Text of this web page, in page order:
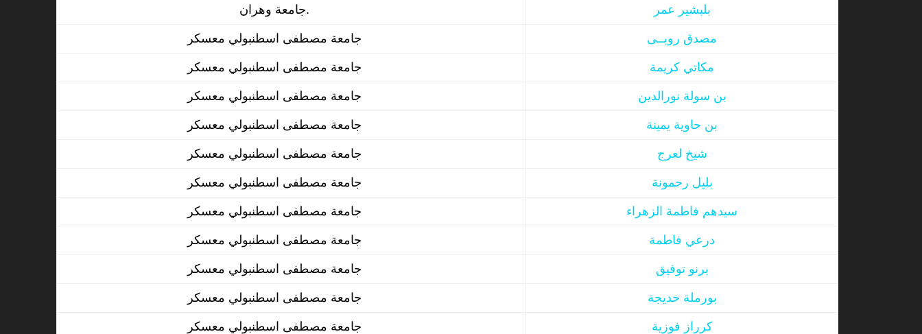
جامعة وهران. بلبشير عمر
مصدق روبــى
مكاتي كريمة
بن سولة نورالدين
بن حاوية يمينة
شيخ لعرج
بليل رحمونة
سيدهم فاطمة الزهراء
درعي فاطمة
برنو توفيق
بورملة خديجة
كرراز فوزية